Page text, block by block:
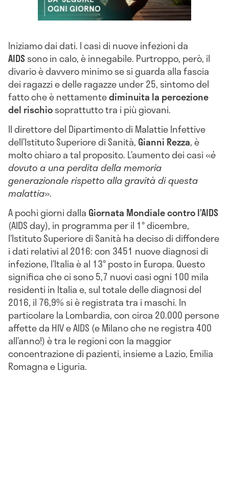
Iniziamo dai dati. I casi di nuove infezioni da
AIDS sono in calo, è innegabile. Purtroppo, però, il
divario è davvero minimo se si guarda alla fascia
dei ragazzi e delle ragazze under 25, sintomo del
fatto che è nettamentediminuita la percezione
del rischiosoprattutto tra i più giovani.
Il direttore del Dipartimento di Malattie Infettive
dell’Istituto Superiore di Sanità, Gianni Rezza, è
molto chiaro a tal proposito. L’aumento dei casi «è
dovuto a una perdita della memoria
generazionale rispetto alla gravità di questa
malattia».
A pochi giorni dalla Giornata Mondiale contro l’AIDS
(AIDS day), in programma per il 1° dicembre,
l’Istituto Superiore di Sanità ha deciso di diffondere
i dati relativi al 2016: con 3451 nuove diagnosi di
infezione, l’Italia è al 13° posto in Europa. Questo
significa che ci sono 5,7 nuovi casi ogni 100 mila
residenti in Italia e, sul totale delle diagnosi del
2016, il 76,9% si è registrata tra i maschi. In
particolare la Lombardia, con circa 20.000 persone
affette da HIV e AIDS (e Milano che ne registra 400
all’anno!) è tra le regioni con la maggior
concentrazione di pazienti, insieme a Lazio, Emilia
Romagna e Liguria.